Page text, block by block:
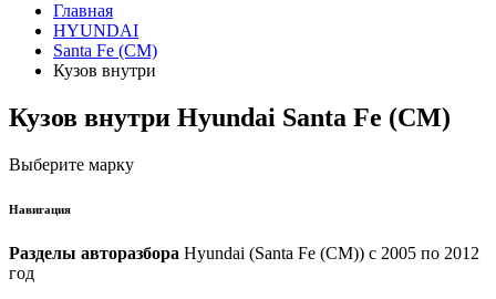
Главная
HYUNDAI
Santa Fe (CM)
Кузов внутри
Кузов внутри Hyundai Santa Fe (CM)
Выберите марку
Навигация
Разделы авторазбора Hyundai (Santa Fe (CM)) с 2005 по 2012
год